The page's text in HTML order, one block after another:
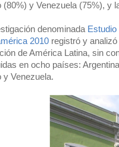
(80%) y Venezuela (75%), y
denominada
2010 registró y
de América Latina, sin
en ocho países:
y Venezuela.